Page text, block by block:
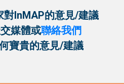
對InMAP的意見/建議
媒體或聯絡我們
寶貴的意見/建議